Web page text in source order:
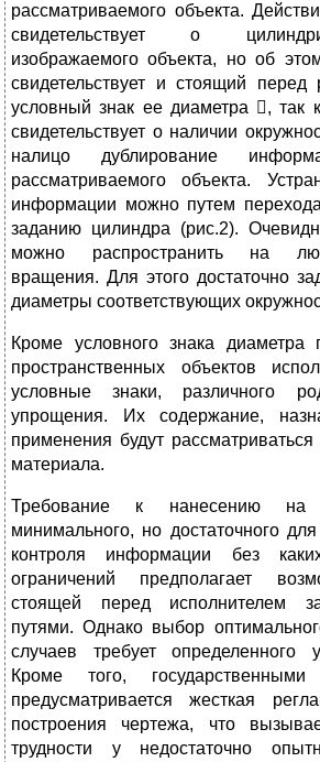
рассматриваемого объекта.
свидетельствует о
изображаемого объекта, но об
свидетельствует и стоящий
условный знак ее диаметра , так
свидетельствует о наличии
налицо дублирование
рассматриваемого объекта.
информации можно путем
заданию цилиндра (рис.2).
можно распространить на
вращения. Для этого достаточно
диаметры соответствующих
Кроме условного знака
пространственных объектов
условные знаки, различного
упрощения. Их содержание,
применения будут
материала.
Требование к нанесению на
минимального, но достаточного
контроля информации без
ограничений предполагает
стоящей перед исполнителем
путями. Однако выбор
случаев требует определенного
Кроме того,
предусматривается жесткая
построения чертежа, что
трудности у недостаточно